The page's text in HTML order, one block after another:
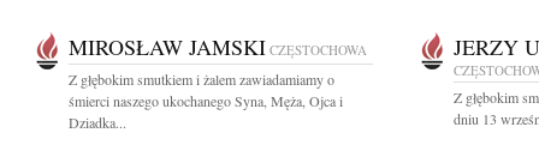
MIROSŁAW JAMSKI CZĘSTOCHOWA
Z głębokim smutkiem i żalem zawiadamiamy o
śmierci naszego ukochanego Syna, Męża, Ojca i
Dziadka...
JERZY
Z głębokim
dniu 13